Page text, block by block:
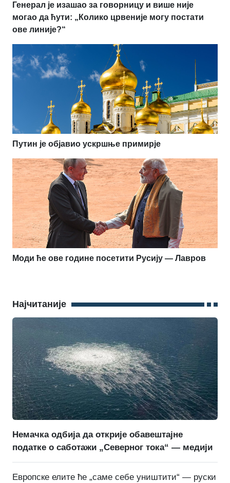
Генерал је изашао за говорницу и више није
могао да ћути: „Колико црвеније могу постати
ове линије?“
Путин је објавио ускршње примирје
Моди ће ове године посетити Русију — Лавров
Најчитаније
Немачка одбија да открије обавештајне
податке о саботажи „Северног тока“ — медији
Европске елите ће „саме себе уништити“ — руски